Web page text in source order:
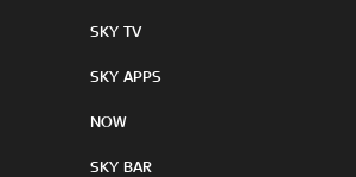
SKY TV
SKY APPS
NOW
SKY BAR